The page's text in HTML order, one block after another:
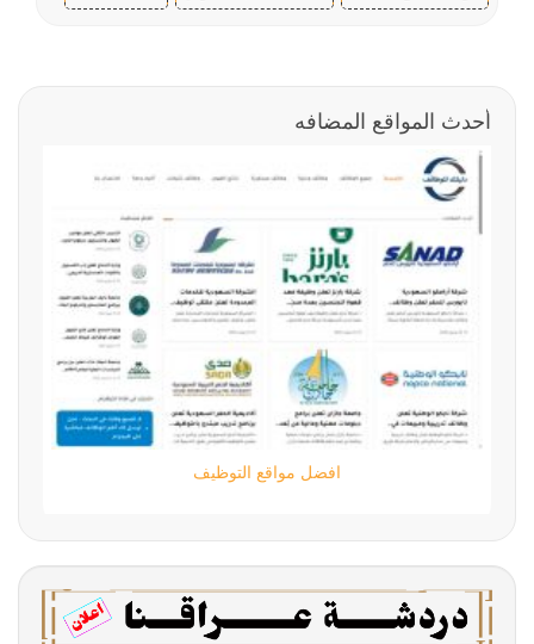
أحدث المواقع المضافه
افضل مواقع التوظيف